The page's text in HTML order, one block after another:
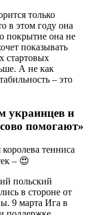
только
в этом году она
покрытие она не
показывать
стартовых
А не как
– это
украинцев и
помогают»
польский
в стороне от
9 марта Ига в